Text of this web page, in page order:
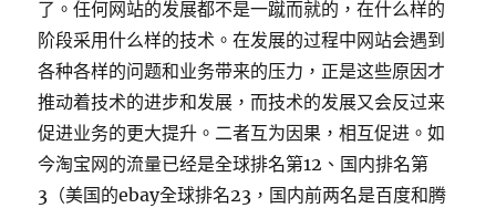
了。任何网站的发展都不是一蹴而就的，在什么样的
阶段采用什么样的技术。在发展的过程中网站会遇到
各种各样的问题和业务带来的压力，正是这些原因才
推动着技术的进步和发展，而技术的发展又会反过来
促进业务的更大提升。二者互为因果，相互促进。如
今淘宝网的流量已经是全球排名第12、国内排名第
3（美国的ebay全球排名23，国内前两名是百度和腾